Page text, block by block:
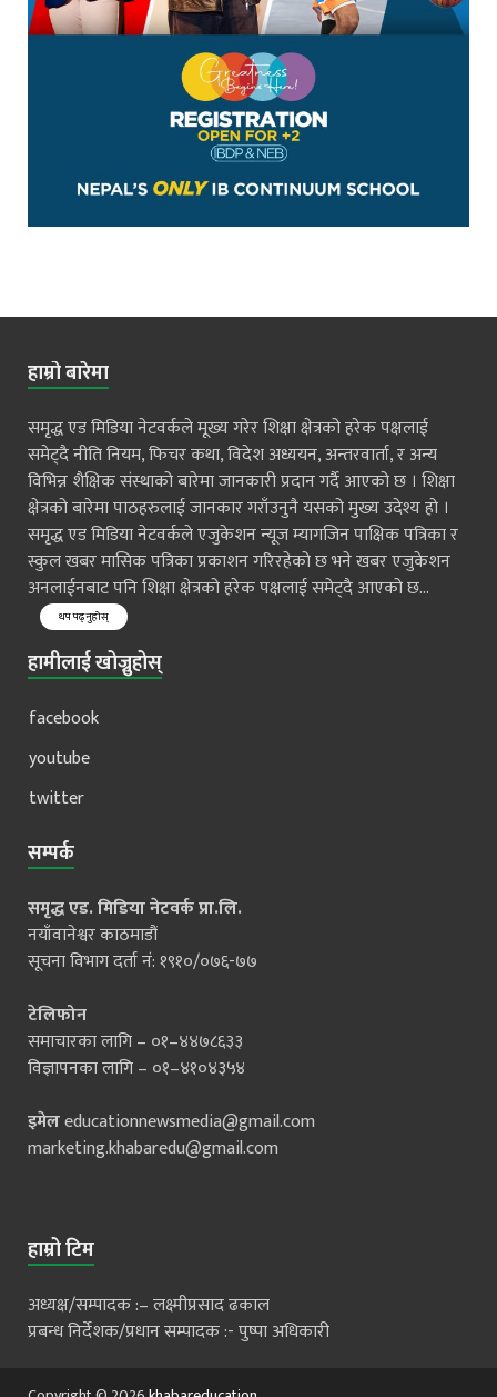
हाम्रो बारेमा
समृद्ध एड मिडिया नेटवर्कले मूख्य गरेर शिक्षा क्षेत्रको हरेक पक्षलाई
समेट्दै नीति नियम, फिचर कथा, विदेश अध्ययन, अन्तरवार्ता, र अन्य
विभिन्न शैक्षिक संस्थाको बारेमा जानकारी प्रदान गर्दै आएको छ । शिक्षा
क्षेत्रको बारेमा पाठहरुलाई जानकार गराँउनुनै यसको मुख्य उदेश्य हो ।
समृद्ध एड मिडिया नेटवर्कले एजुकेशन न्यूज म्यागजिन पाक्षिक पत्रिका र
स्कुल खबर मासिक पत्रिका प्रकाशन गरिरहेको छ भने खबर एजुकेशन
अनलाईनबाट पनि शिक्षा क्षेत्रको हरेक पक्षलाई समेट्दै आएको छ...
थप पढ्नुहोस्
हामीलाई खोज्नुहोस्
facebook
youtube
twitter
सम्पर्क
समृद्ध एड. मिडिया नेटवर्क प्रा.लि.
नयाँवानेश्वर काठमाडौं
सूचना विभाग दर्ता नं: १९१०/०७६-७७
टेलिफोन
समाचारका लागि – ०१–४४७८६३३
विज्ञापनका लागि – ०१–४१०४३५४
इमेलeducationnewsmedia@gmail.com
marketing.khabaredu@gmail.com
हाम्रो टिम
अध्यक्ष/सम्पादक :– लक्ष्मीप्रसाद ढकाल
प्रबन्ध निर्देशक/प्रधान सम्पादक :- पुष्पा अधिकारी